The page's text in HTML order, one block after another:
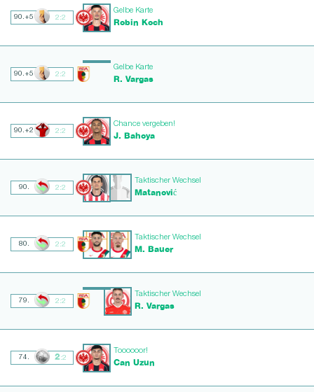
90.+5 2:2
Gelbe Karte
Robin Koch
90.+5 2:2
Gelbe Karte
R. Vargas
90.+2 2:2
Chance vergeben!
J. Bahoya
90. 2:2
Taktischer Wechsel
Matanović
80. 2:2
Taktischer Wechsel
M. Bauer
79. 2:2
Taktischer Wechsel
R. Vargas
74. 2 :2
Toooooor!
Can Uzun